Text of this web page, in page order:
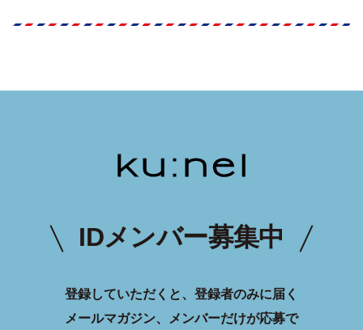
IDメンバー募集中
登録していただくと、登録者のみに届く
メールマガジン、メンバーだけが応募で